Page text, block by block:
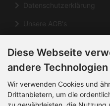
Datenschutzerklärung
Unsere AGB's
Informationen
Diese Webseite
andere Technologien
Wir verwenden Cookies und
Drittanbietern, um die